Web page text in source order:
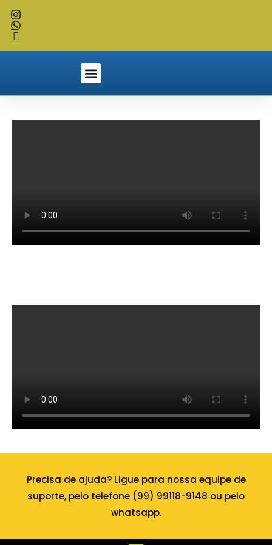
Precisa de ajuda? Ligue para nossa equipe de
suporte, pelo telefone (99) 99118-9148 ou pelo
whatsapp.